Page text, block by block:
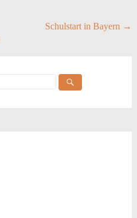
Schulstart in Bayern →